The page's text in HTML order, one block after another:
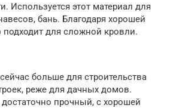
Используется этот материал для
бань. Благодаря хорошей
подходит для сложной кровли.
больше для строительства
реже для дачных домов.
прочный, с хорошей